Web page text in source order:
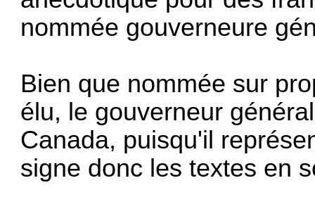
nommée gouverneure
Bien que nommée sur
élu, le gouverneur
Canada, puisqu'il
signe donc les textes en